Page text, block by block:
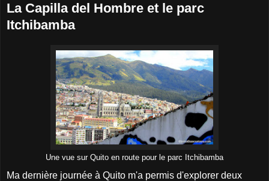
La Capilla del Hombre et le parc
Itchibamba
Une vue sur Quito en route pour le parc Itchibamba
Ma dernière journée à Quito m'a permis d'explorer deux